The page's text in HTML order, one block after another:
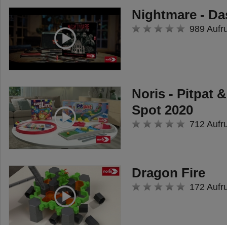
Nightmare -
989
Noris - Pitpat
Spot 2020
712
Dragon Fire
172